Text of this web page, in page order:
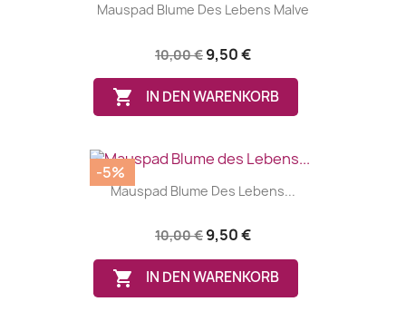
Mauspad Blume Des Lebens Malve
10,00 € 9,50 €
 IN DEN WARENKORB
Mauspad Blume Des Lebens...
10,00 € 9,50 €
 IN DEN WARENKORB
-5%